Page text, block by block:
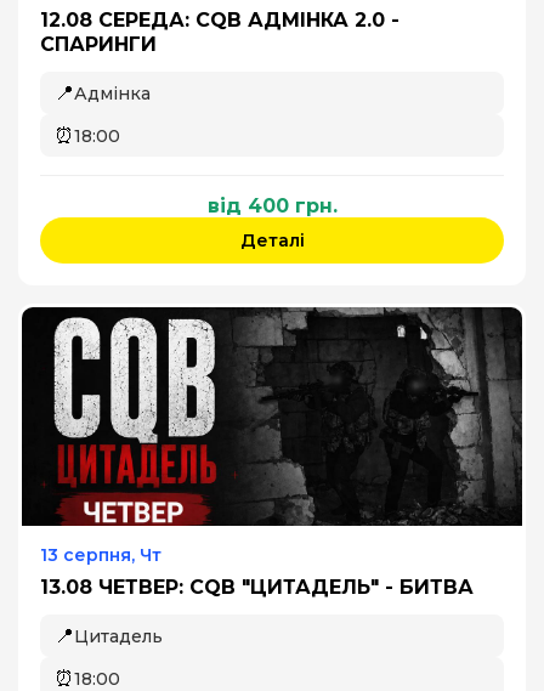
12.08 СЕРЕДА: CQB АДМІНКА 2.0 -
СПАРИНГИ
📍Адмінка
⏰18:00
від 400 грн.
Деталі
13 серпня, Чт
13.08 ЧЕТВЕР: CQB "ЦИТАДЕЛЬ" - БИТВА
📍Цитадель
⏰18:00